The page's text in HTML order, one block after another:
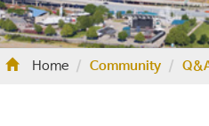
Home Community